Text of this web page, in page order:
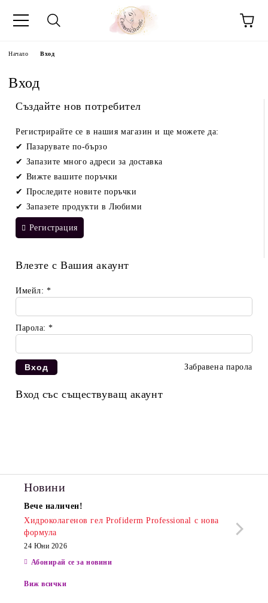
Начало Вход
Вход
Създайте нов потребител
Регистрирайте се в нашия магазин и ще можете да:
Пазарувате по-бързо
Запазите много адреси за доставка
Вижте вашите поръчки
Проследите новите поръчки
Запазете продукти в Любими
Регистрация
Влезте с Вашия акаунт
Имейл: *
Парола:*
Забравена парола
Вход със съществуващ акаунт
Новини
Вече наличен!
Хидроколагенов гел Profiderm Professional с нова
формула
24 Юни 2026
Абонирай се за новини
Виж всички